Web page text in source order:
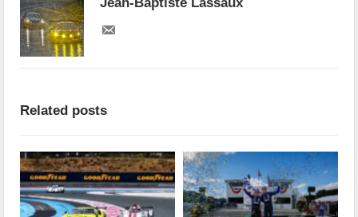
Jean-Baptiste Lassaux
Related posts